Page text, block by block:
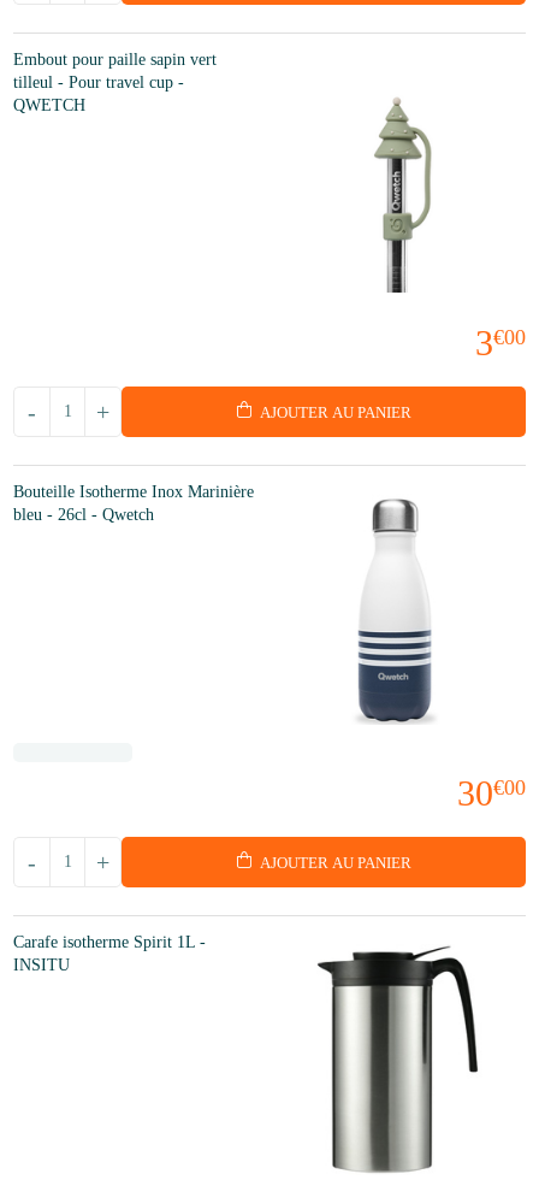
Embout pour paille sapin vert
tilleul - Pour travel cup -
QWETCH
3€00
+
- AJOUTER AU PANIER
Bouteille Isotherme Inox Marinière
bleu - 26cl - Qwetch
30€00
+
- AJOUTER AU PANIER
Carafe isotherme Spirit 1L -
INSITU